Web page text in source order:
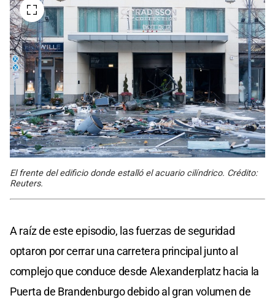
El frente del edificio donde estalló el acuario cilíndrico. Crédito:
Reuters.
A raíz de este episodio, las fuerzas de seguridad
optaron por cerrar una carretera principal junto al
complejo que conduce desde Alexanderplatz hacia la
Puerta de Brandenburgo debido al gran volumen de